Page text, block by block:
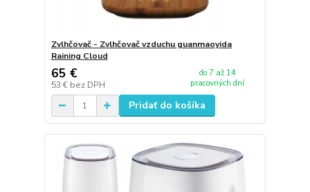
Zvlhčovač - Zvlhčovač vzduchu guanmaoyida
Raining Cloud
65 €
53 € bez DPH
do 7 až 14
pracovných dní
Pridať do košíka